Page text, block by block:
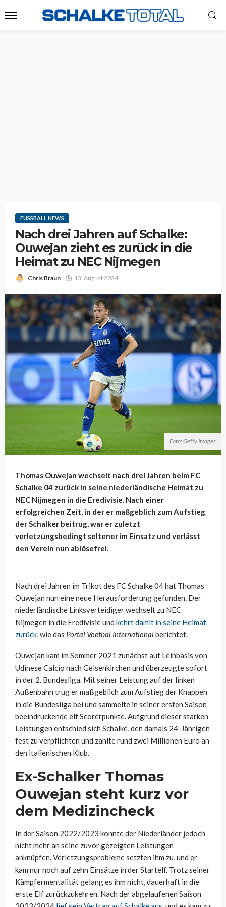
FUSSBALL NEWS
Nach drei Jahren auf Schalke:
Ouwejan zieht es zurück in die
Heimat zu NEC Nijmegen
Chris Braun 13. August 2024
Foto: Getty Images
Thomas Ouwejan wechselt nach drei Jahren beim FC
Schalke 04 zurück in seine niederländische Heimat zu
NEC Nijmegen in die Eredivisie. Nach einer
erfolgreichen Zeit, in der er maßgeblich zum Aufstieg
der Schalker beitrug, war er zuletzt
verletzungsbedingt seltener im Einsatz und verlässt
den Verein nun ablösefrei.
Nach drei Jahren im Trikot des FC Schalke 04 hat Thomas
Ouwejan nun eine neue Herausforderung gefunden. Der
niederländische Linksverteidiger wechselt zu NEC
Nijmegen in die Eredivisie und kehrt damit in seine Heimat
zurück, wie das Portal Voetbal Internationalberichtet.
Ouwejan kam im Sommer 2021 zunächst auf Leihbasis von
Udinese Calcio nach Gelsenkirchen und überzeugte sofort
in der 2. Bundesliga. Mit seiner Leistung auf der linken
Außenbahn trug er maßgeblich zum Aufstieg der Knappen
in die Bundesliga bei und sammelte in seiner ersten Saison
beeindruckende elf Scorerpunkte. Aufgrund dieser starken
Leistungen entschied sich Schalke, den damals 24-Jährigen
fest zu verpflichten und zahlte rund zwei Millionen Euro an
den italienischen Klub.
Ex-Schalker Thomas
Ouwejan steht kurz vor
dem Medizincheck
In der Saison 2022/2023 konnte der Niederländer jedoch
nicht mehr an seine zuvor gezeigten Leistungen
anknüpfen. Verletzungsprobleme setzten ihm zu, und er
kam nur noch auf zehn Einsätze in der Startelf. Trotz seiner
Kämpfermentalität gelang es ihm nicht, dauerhaft in die
erste Elf zurückzukehren. Nach der abgelaufenen Saison